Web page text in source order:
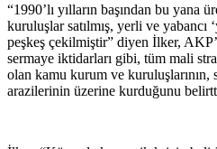
“1990’lı yılların başından bu yana
kuruluşlar satılmış, yerli ve yabancı
peşkeş çekilmiştir” diyen İlker,
sermaye iktidarları gibi, tüm mali
olan kamu kurum ve kuruluşlarının,
arazilerinin üzerine kurduğunu